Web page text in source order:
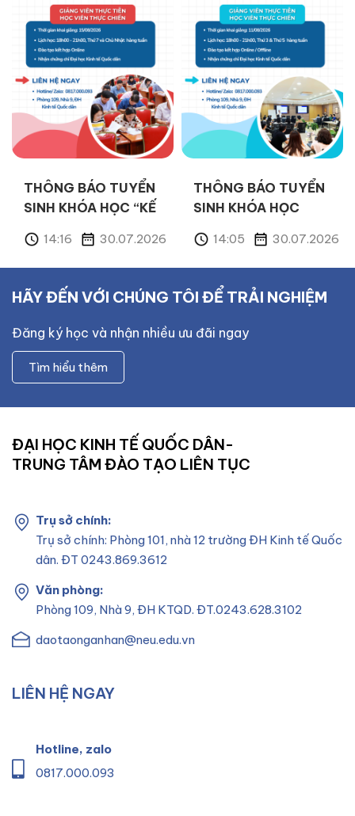
THÔNG BÁO TUYỂN
SINH KHÓA HỌC “KẾ
SỰ NGHIỆP” THÁNG
08/2026
14:16 30.07.2026
THÔNG BÁO TUYỂN
SINH KHÓA HỌC
TRUYỀN THÔNG”
THÁNG 08/2026
14:05 30.07.2026
HÃY ĐẾN VỚI CHÚNG TÔI ĐỂ TRẢI NGHIỆM
Đăng ký học và nhận nhiều ưu đãi ngay
Tìm hiểu thêm
ĐẠI HỌC KINH TẾ QUỐC DÂN-
TRUNG TÂM ĐÀO TẠO LIÊN TỤC
Trụ sở chính:
Trụ sở chính: Phòng 101, nhà 12 trường ĐH Kinh tế Quốc
dân. ĐT 0243.869.3612
Văn phòng:
Phòng 109, Nhà 9, ĐH KTQD. ĐT.0243.628.3102
daotaonganhan@neu.edu.vn
LIÊN HỆ NGAY
Hotline, zalo
0817.000.093